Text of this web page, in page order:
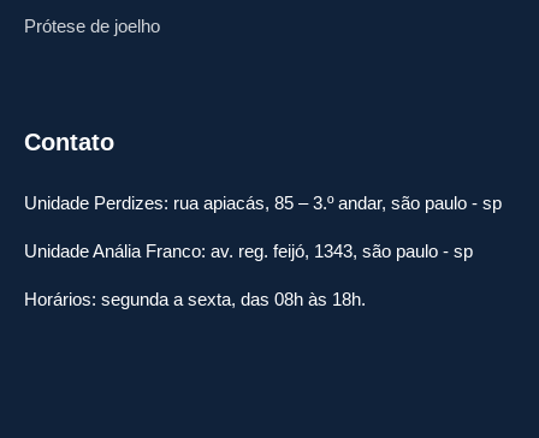
Prótese de joelho
Contato
Unidade Perdizes: rua apiacás, 85 – 3.º andar, são paulo - sp
Unidade Anália Franco: av. reg. feijó, 1343, são paulo - sp
Horários: segunda a sexta, das 08h às 18h.